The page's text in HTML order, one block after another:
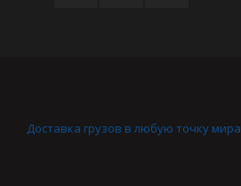
Доставка грузов в любую точку мира